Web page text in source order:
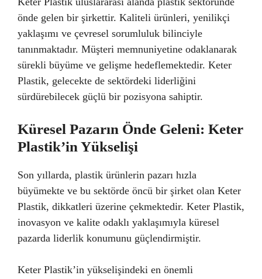
önde gelen bir şirkettir. Kaliteli ürünleri, yenilikçi
yaklaşımı ve çevresel sorumluluk bilinciyle
tanınmaktadır. Müşteri memnuniyetine odaklanarak
sürekli büyüme ve gelişme hedeflemektedir. Keter
Plastik, gelecekte de sektördeki liderliğini
sürdürebilecek güçlü bir pozisyona sahiptir.
Küresel Pazarın Önde Geleni: Keter
Plastik’in Yükselişi
Son yıllarda, plastik ürünlerin pazarı hızla
büyümekte ve bu sektörde öncü bir şirket olan Keter
Plastik, dikkatleri üzerine çekmektedir. Keter Plastik,
inovasyon ve kalite odaklı yaklaşımıyla küresel
pazarda liderlik konumunu güçlendirmiştir.
Keter Plastik’in yükselişindeki en önemli